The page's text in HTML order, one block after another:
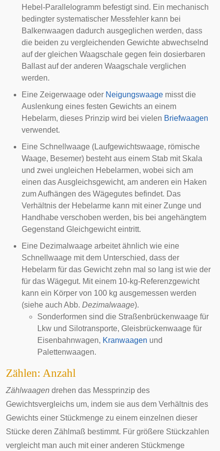
Hebel-Parallelogramm befestigt sind. Ein mechanisch
bedingter systematischer Messfehler kann bei
Balkenwaagen dadurch ausgeglichen werden, dass
die beiden zu vergleichenden Gewichte abwechselnd
auf der gleichen Waagschale gegen fein dosierbaren
Ballast auf der anderen Waagschale verglichen
werden.
Eine Zeigerwaage oder Neigungswaage misst die
Auslenkung eines festen Gewichts an einem
Hebelarm, dieses Prinzip wird bei vielen Briefwaagen
verwendet.
Eine Schnellwaage (Laufgewichtswaage, römische
Waage, Besemer) besteht aus einem Stab mit Skala
und zwei ungleichen Hebelarmen, wobei sich am
einen das Ausgleichsgewicht, am anderen ein Haken
zum Aufhängen des Wägegutes befindet. Das
Verhältnis der Hebelarme kann mit einer Zunge und
Handhabe verschoben werden, bis bei angehängtem
Gegenstand Gleichgewicht eintritt.
Eine Dezimalwaage arbeitet ähnlich wie eine
Schnellwaage mit dem Unterschied, dass der
Hebelarm für das Gewicht zehn mal so lang ist wie der
für das Wägegut. Mit einem 10-kg-Referenzgewicht
kann ein Körper von 100 kg ausgemessen werden
(siehe auch Abb. Dezimalwaage).
Sonderformen sind die Straßenbrückenwaage für
Lkw und Silotransporte, Gleisbrückenwaage für
Eisenbahnwagen, Kranwaagen und
Palettenwaagen.
Zählen: Anzahl
Zählwaagen drehen das Messprinzip des
Gewichtsvergleichs um, indem sie aus dem Verhältnis des
Gewichts einer Stückmenge zu einem einzelnen dieser
Stücke deren Zählmaß bestimmt. Für größere Stückzahlen
vergleicht man auch mit einer anderen Stückmenge